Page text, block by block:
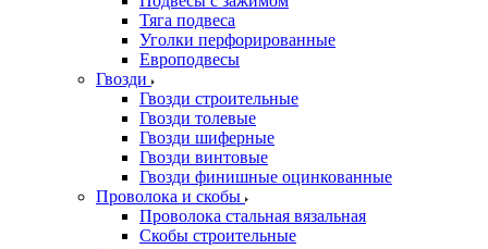
Тяга подвеса
Уголки перфорированные
Европодвесы
Гвозди
Гвозди строительные
Гвозди толевые
Гвозди шиферные
Гвозди винтовые
Гвозди финишные оцинкованные
Проволока и скобы
Проволока стальная вязальная
Скобы строительные